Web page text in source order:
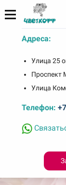
Адреса:
Улица 25
Проспект
Улица
Телефон: